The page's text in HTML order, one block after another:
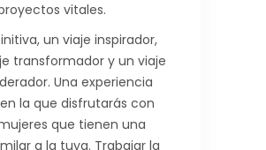
vitales.
un viaje inspirador,
transformador y un viaje
Una experiencia
la que disfrutarás con
que tienen una
a la tuya. Trabajar la